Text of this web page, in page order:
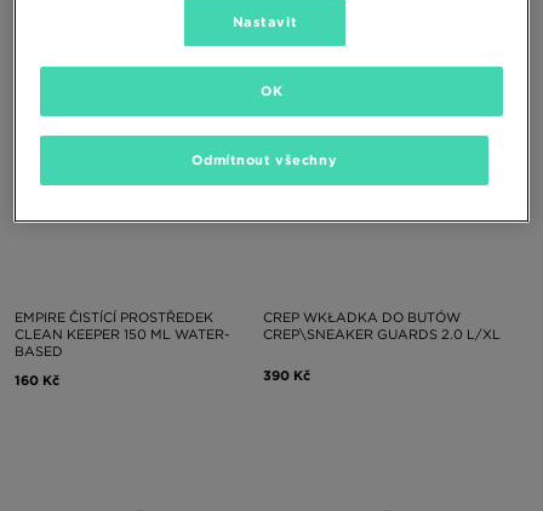
EMPIRE ČISTÍCÍ PROSTŘEDEK
CLEAN KEEPER 150 ML WATER-
BASED
160 Kč
CREP WKŁADKA DO BUTÓW
CREP\SNEAKER GUARDS 2.0 L/XL
390 Kč
Nastavit
Odmítnout všechny
OK